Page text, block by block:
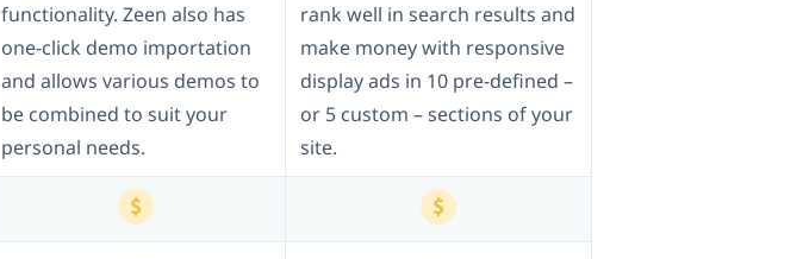
functionality. Zeen also has
one-click demo importation
and allows various demos to
be combined to suit your
personal needs.
rank well in search results and
make money with responsive
display ads in 10 pre-defined –
or 5 custom – sections of your
site.